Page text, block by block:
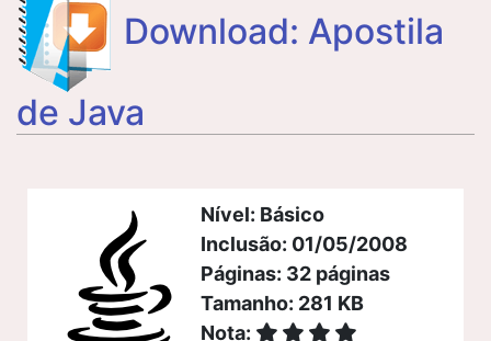
Download: Apostila
de Java
Nível: Básico
Inclusão: 01/05/2008
Páginas: 32 páginas
Tamanho: 281 KB
Nota: